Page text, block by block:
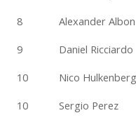
8
Alexander Albon
9
Daniel Ricciardo
10
Nico Hulkenberg
10
Sergio Perez